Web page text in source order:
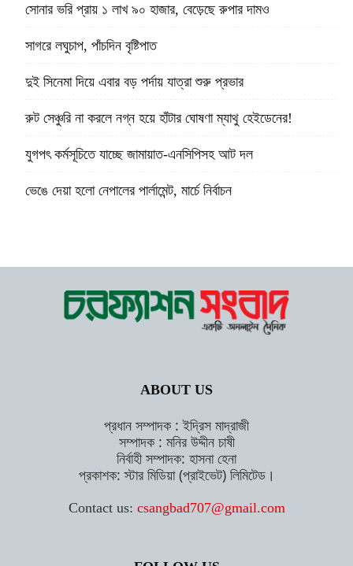
সোনার ভরি প্রায় ১ লাখ ৯০ হাজার, বেড়েছে রুপার দামও
সাগরে লঘুচাপ, পাঁচদিন বৃষ্টিপাত
দুই সিনেমা দিয়ে এবার বড় পর্দায় যাত্রা শুরু প্রভার
রুট সেঞ্চুরি না করলে নগ্ন হয়ে হাঁটার ঘোষণা ম্যাথু হেইডেনের!
যুগপৎ কর্মসূচিতে যাচ্ছে জামায়াত-এনসিপিসহ আট দল
ভেঙে দেয়া হলো নেপালের পার্লামেন্ট, মার্চে নির্বাচন
ABOUT US
প্রধান সম্পাদক : ইদ্রিস মাদ্রাজী
সম্পাদক : মনির উদ্দীন চাষী
নির্বাহী সম্পাদক: হাসনা হেনা
প্রকাশক: স্টার মিডিয়া (প্রাইভেট) লিমিটেড।
Contact us: csangbad707@gmail.com